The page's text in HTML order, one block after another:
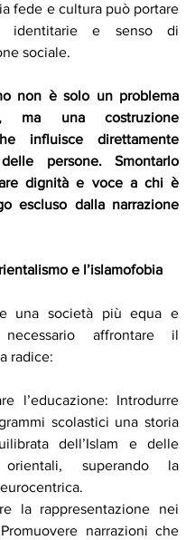
fede e cultura può portare
identitarie e senso di
sociale.
non è solo un problema
ma una costruzione
influisce direttamente
persone. Smontarlo
dignità e voce a chi è
escluso dalla narrazione
e l’islamofobia
una società più equa e
affrontare il
radice:
l’educazione: Introdurre
scolastici una storia
dell’Islam e delle
superando la
la rappresentazione nei
narrazioni che